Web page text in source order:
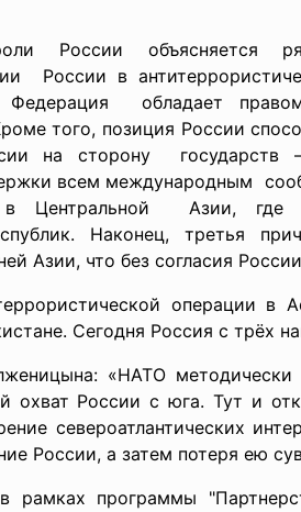
России объясняется
России в
Федерация обладает
того, позиция России
на сторону государств
всем международным
в Центральной Азии,
Наконец,
Азии, что без согласия
операции
Сегодня Россия с трёх
«НАТО
охват России с юга. Тут и
североатлантических
России, а затем потеря ею
программы